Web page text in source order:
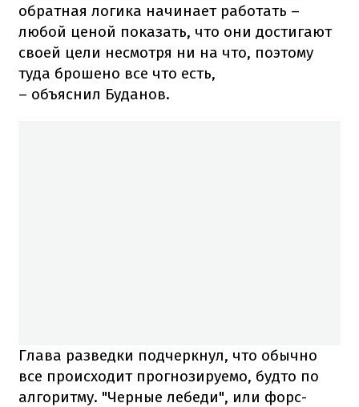
обратная логика начинает работать –
любой ценой показать, что они достигают
своей цели несмотря ни на что, поэтому
туда брошено все что есть,
– объяснил Буданов.
Глава разведки подчеркнул, что обычно
все происходит прогнозируемо, будто по
алгоритму. "Черные лебеди", или форс-